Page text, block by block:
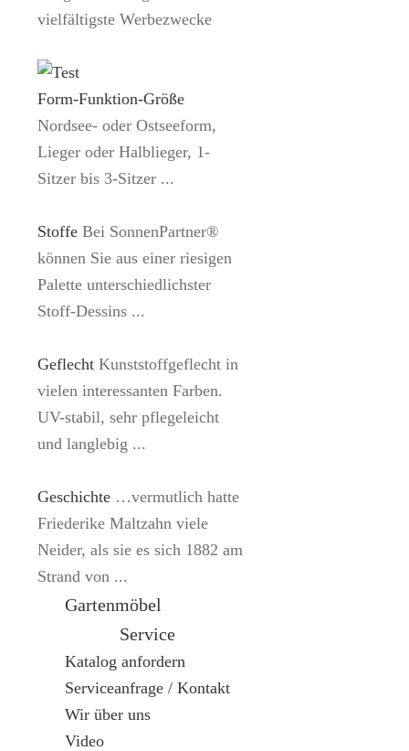
vielfältigste Werbezwecke
Form-Funktion-Größe
Nordsee- oder Ostseeform,
Lieger oder Halblieger, 1-
Sitzer bis 3-Sitzer ...
Stoffe Bei SonnenPartner®
können Sie aus einer riesigen
Palette unterschiedlichster
Stoff-Dessins ...
Geflecht Kunststoffgeflecht in
vielen interessanten Farben.
UV-stabil, sehr pflegeleicht
und langlebig ...
Geschichte …vermutlich hatte
Friederike Maltzahn viele
Neider, als sie es sich 1882 am
Strand von ...
Gartenmöbel
Service
Katalog anfordern
Serviceanfrage / Kontakt
Wir über uns
Video